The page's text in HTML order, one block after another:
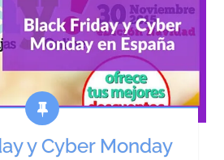
y Cyber Monday